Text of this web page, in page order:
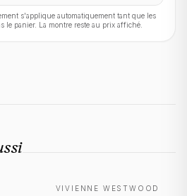
s'applique automatiquement tant que les
le panier. La montre reste au prix affiché.
VIVIENNE WESTWOOD